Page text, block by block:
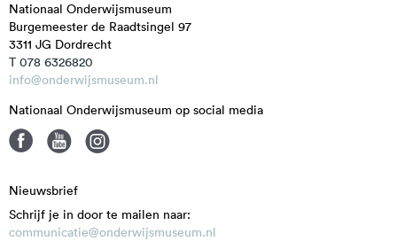
Nationaal Onderwijsmuseum
Burgemeester de Raadtsingel 97
3311 JG Dordrecht
T 078 6326820
info@onderwijsmuseum.nl
Nationaal Onderwijsmuseum op social media
Nieuwsbrief
Schrijf je in door te mailen naar:
communicatie@onderwijsmuseum.nl